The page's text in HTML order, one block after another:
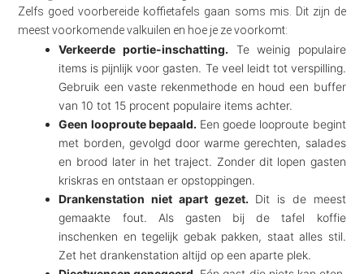
Zelfs goed voorbereide koffietafels gaan soms mis. Dit zijn de
meest voorkomende valkuilen en hoe je ze voorkomt:
Verkeerde portie-inschatting. Te weinig populaire
items is pijnlijk voor gasten. Te veel leidt tot verspilling.
Gebruik een vaste rekenmethode en houd een buffer
van 10 tot 15 procent populaire items achter.
Geen looproute bepaald. Een goede looproute begint
met borden, gevolgd door warme gerechten, salades
en brood later in het traject. Zonder dit lopen gasten
kriskras en ontstaan er opstoppingen.
Drankenstation niet apart gezet. Dit is de meest
gemaakte fout. Als gasten bij de tafel koffie
inschenken en tegelijk gebak pakken, staat alles stil.
Zet het drankenstation altijd op een aparte plek.